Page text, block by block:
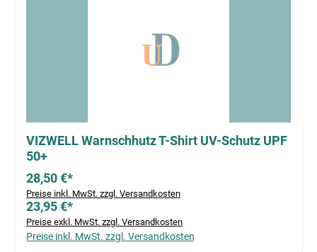
VIZWELL Warnschhutz T-Shirt UV-Schutz UPF
50+
28,50 €*
Preise inkl. MwSt. zzgl. Versandkosten
23,95 €*
Preise exkl. MwSt. zzgl. Versandkosten
Preise inkl. MwSt. zzgl. Versandkosten